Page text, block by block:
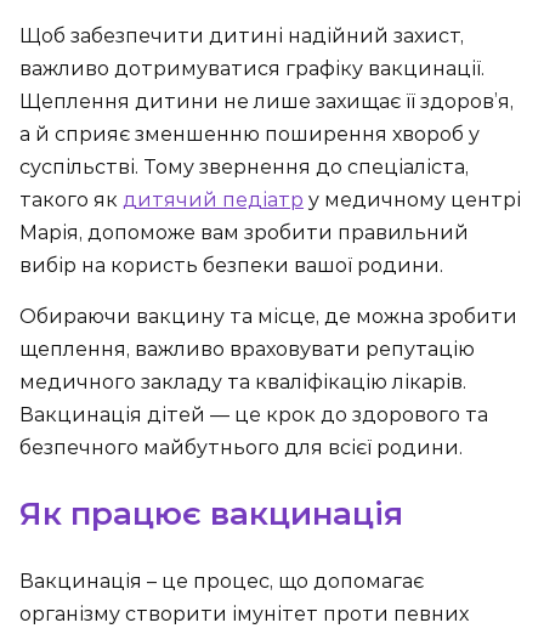
Щоб забезпечити дитині надійний захист,
важливо дотримуватися графіку вакцинації.
Щеплення дитини не лише захищає її здоров’я,
а й сприяє зменшенню поширення хвороб у
суспільстві. Тому звернення до спеціаліста,
такого як дитячий педіатр у медичному центрі
Марія, допоможе вам зробити правильний
вибір на користь безпеки вашої родини.
Обираючи вакцину та місце, де можна зробити
щеплення, важливо враховувати репутацію
медичного закладу та кваліфікацію лікарів.
Вакцинація дітей — це крок до здорового та
безпечного майбутнього для всієї родини.
Як працює вакцинація
Вакцинація – це процес, що допомагає
організму створити імунітет проти певних